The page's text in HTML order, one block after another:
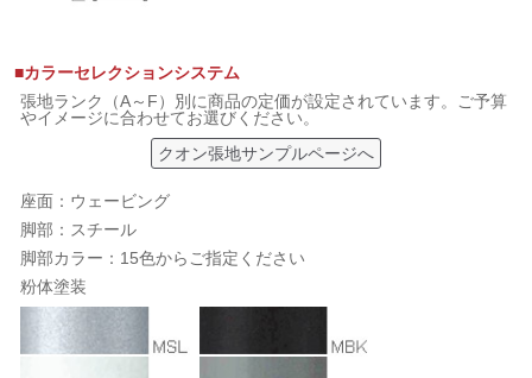
■カラーセレクションシステム
張地ランク（A～F）別に商品の定価が設定されています。ご予算
やイメージに合わせてお選びください。
クオン張地サンプルページへ
座面：ウェービング
脚部：スチール
脚部カラー：15色からご指定ください
粉体塗装